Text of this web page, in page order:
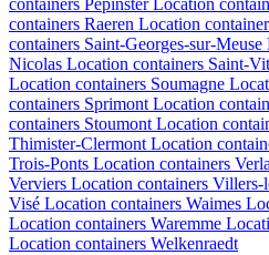
containers Pepinster Location
containers Raeren Location
containers Saint-Georges-sur-Meuse
Nicolas Location containers Saint-
Location containers Soumagne
containers Sprimont Location
containers Stoumont Location
Thimister-Clermont Location
Trois-Ponts Location containers
Verviers Location containers Villers-
Visé Location containers Waimes
Location containers Waremme
Location containers Welkenraedt